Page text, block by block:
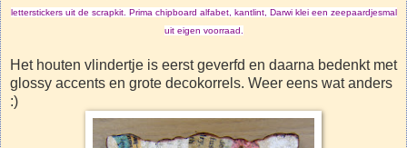
letterstickers uit de scrapkit. Prima chipboard alfabet, kantlint, Darwi klei een zeepaardjesmal
uit eigen voorraad.
Het houten vlindertje is eerst geverfd en daarna bedenkt met
glossy accents en grote decokorrels. Weer eens wat anders
:)